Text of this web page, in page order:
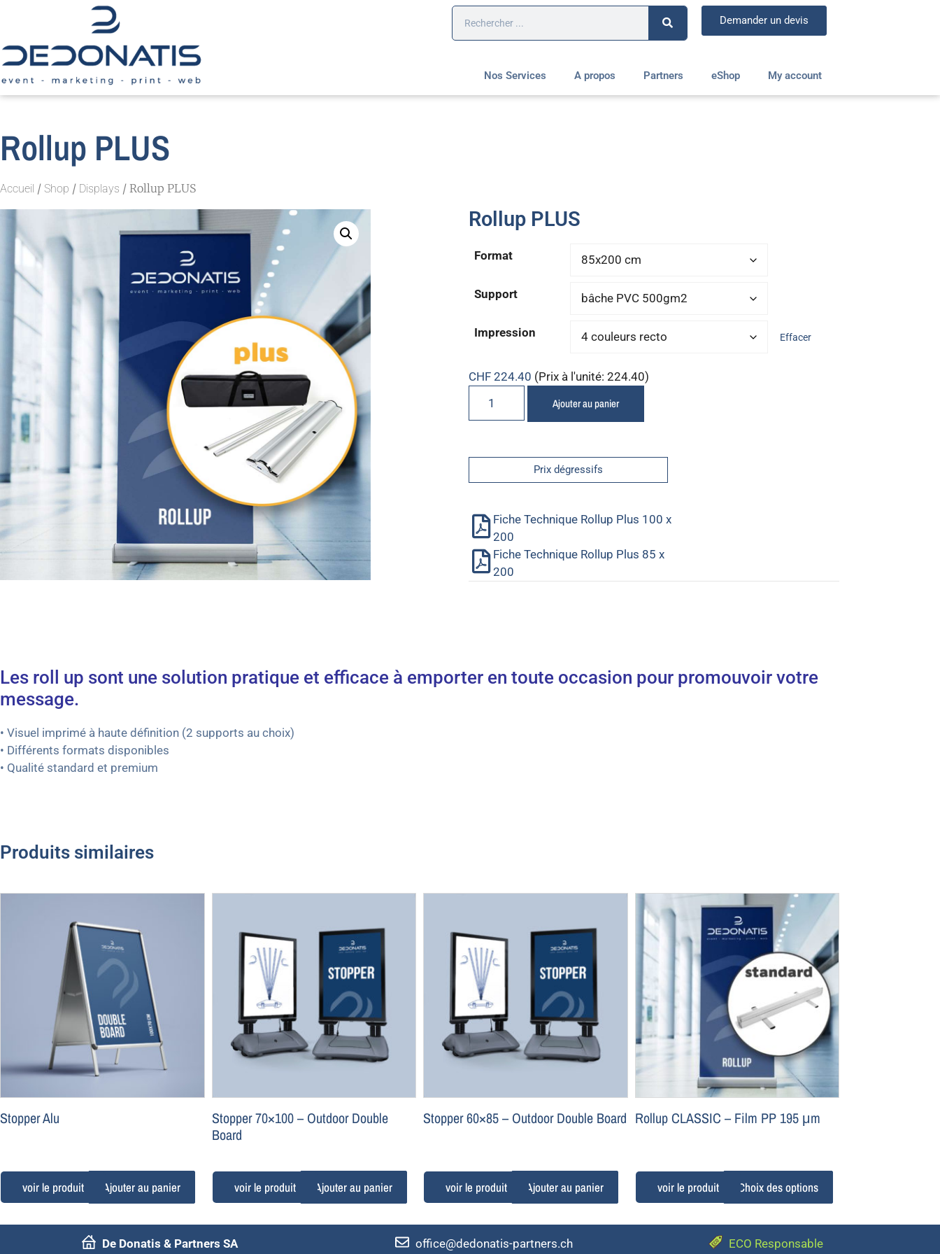
Demander un devis
Nos Services A propos Partners eShop My account
Rollup PLUS
Accueil / Shop / Displays / Rollup PLUS
Rollup PLUS
Format
Support
Impression Effacer
CHF 224.40 (Prix à l'unité: 224.40)
Ajouter au panier
Prix dégressifs
Fiche Technique Rollup Plus 100 x
200
Fiche Technique Rollup Plus 85 x
200
Les roll up sont une solution pratique et efficace à emporter en toute occasion pour promouvoir votre
message.
• Visuel imprimé à haute définition (2 supports au choix)
• Différents formats disponibles
• Qualité standard et premium
Produits similaires
Stopper Alu
Ajouter au panier
Stopper 70×100 – Outdoor Double
Board
Ajouter au panier
Stopper 60×85 – Outdoor Double Board
Ajouter au panier
Rollup CLASSIC – Film PP 195 μm
Choix des options
De Donatis & Partners SA
office@dedonatis-partners.ch ECO Responsable